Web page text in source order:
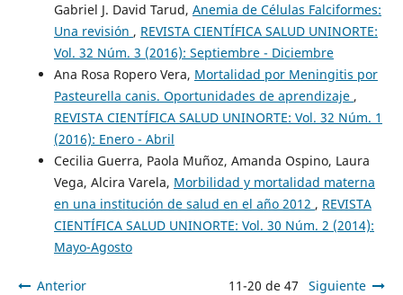
Gabriel J. David Tarud, Anemia de Células Falciformes:
Una revisión , REVISTA CIENTÍFICA SALUD UNINORTE:
Vol. 32 Núm. 3 (2016): Septiembre - Diciembre
Ana Rosa Ropero Vera, Mortalidad por Meningitis por
Pasteurella canis. Oportunidades de aprendizaje ,
REVISTA CIENTÍFICA SALUD UNINORTE: Vol. 32 Núm. 1
(2016): Enero - Abril
Cecilia Guerra, Paola Muñoz, Amanda Ospino, Laura
Vega, Alcira Varela, Morbilidad y mortalidad materna
en una institución de salud en el año 2012 , REVISTA
CIENTÍFICA SALUD UNINORTE: Vol. 30 Núm. 2 (2014):
Mayo-Agosto
Anterior 11-20 de 47 Siguiente